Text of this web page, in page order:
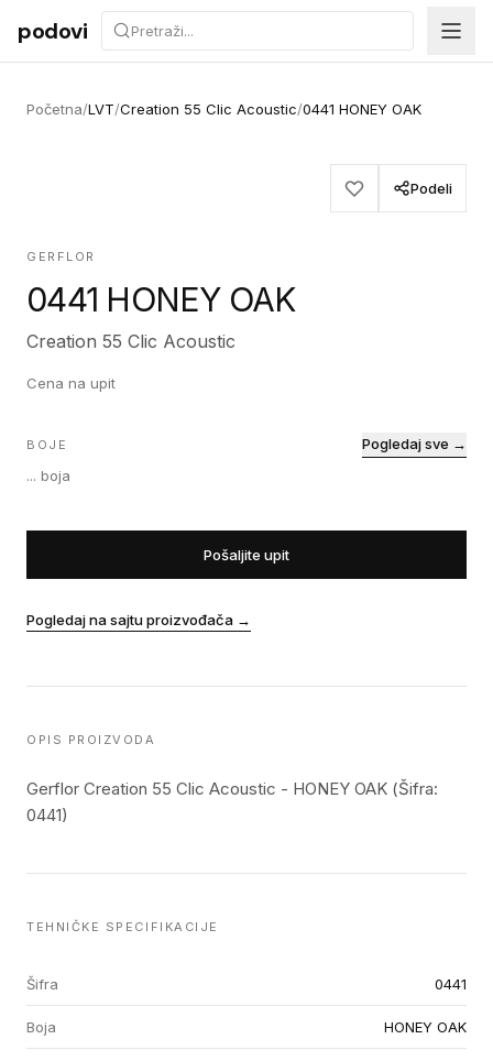
Preskoči na sadržaj
podovi
Početna/LVT/Creation 55 Clic Acoustic/0441 HONEY OAK
Podeli
GERFLOR
0441 HONEY OAK
Creation 55 Clic Acoustic
Cena na upit
BOJE
... boja
Pogledaj sve →
Pošaljite upit
Pogledaj na sajtu proizvođača →
OPIS PROIZVODA
Gerflor Creation 55 Clic Acoustic - HONEY OAK (Šifra:
0441)
TEHNIČKE SPECIFIKACIJE
Šifra 0441
Boja HONEY OAK